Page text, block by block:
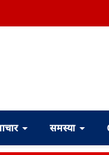
समस्या